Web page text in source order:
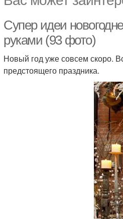
Супер идеи
руками (93 фото)
Новый год уже совсем скоро.
предстоящего праздника.